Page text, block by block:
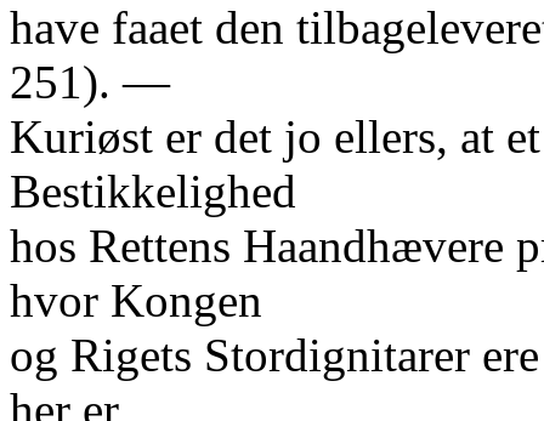
have faaet den
251). —
Kuriøst er det jo ellers, at
Bestikkelighed
hos Rettens Haandhævere
hvor Kongen
og Rigets Stordignitarer
her er